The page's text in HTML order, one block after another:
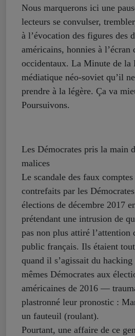
Nous marquerons ici une
lecteurs se convulser,
à l’évocation des figures des
américains, honnies à l’écran
occidentaux. La Minute de la
médiatique néo-soviet qu’il
prendre à la légère. Ça va
Poursuivons.
Les Démocrates pris la main
malices
Le scandale des faux
contrefaits par les
élections de décembre 2017
prétendant une intrusion de
pas non plus attiré l’attention
public français. Ils étaient
quand il s’agissait du hacking
mêmes Démocrates aux
américaines de 2016 —
plastronné leur pronostic :
un fauteuil (roulant).
Pourtant, une affaire de ce